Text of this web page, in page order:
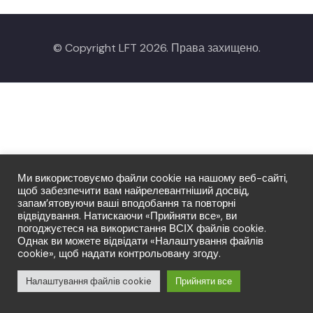
© Copyright LFT 2026. Права захищено.
Ми використовуємо файли cookie на нашому веб-сайті,
щоб забезпечити вам найрелевантніший досвід,
запам’ятовуючи ваші вподобання та повторні
відвідування. Натискаючи «Прийняти все», ви
погоджуєтеся на використання ВСІХ файлів cookie.
Однак ви можете відвідати «Налаштування файлів
cookie», щоб надати контрольовану згоду.
Налаштування файлів cookie Прийняти все